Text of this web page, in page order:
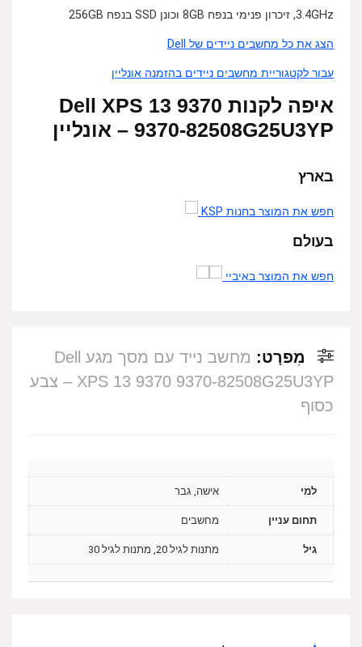
3.4GHz, זיכרון פנימי בנפח 8GB וכונן SSD בנפח 256GB
הצג את כל מחשבים ניידים של Dell
עבור לקטגוריית מחשבים ניידים בהזמנה אונליין
איפה לקנות Dell XPS 13 9370
9370-82508G25U3YP – אונליין
בארץ
חפש את המוצר בחנות KSP
בעולם
חפש את המוצר באיביי
מִפרָט:
מחשב נייד עם מסך מגע Dell
XPS 13 9370 9370-82508G25U3YP – צבע
כסוף
למי אישה, גבר
תחום עניין מחשבים
גיל מתנות לגיל 20, מתנות לגיל 30